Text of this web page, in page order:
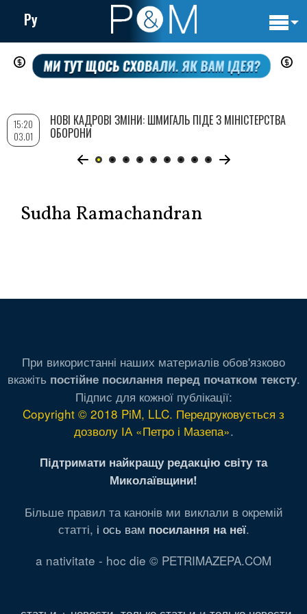
Перейти
до
вмісту
Ру
Sudha Ramachandran
15:20
03.01
НОВІ КАДРОВІ ЗМІНИ: ШМИГАЛЬ ПІДЕ З МІНІСТЕРСТВА
ОБОРОНИ
При використанні наших материалів обов'язково
вкажіть постійне посилання перед початком тексту.
Підпис для кожної публікації:
Copyright © 2018 PiM, LLC. Передруковується з
дозволу ІА «Петро і Мазепа».
Підтримати найкращу редакцію світу та
Миколаївщини!
Більше правил та канонів ми виклали в окремій
статті, і ось вам посилання на неї.
a nativitate - hoc die © PETRIMAZEPA.COM